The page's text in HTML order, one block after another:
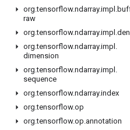
org.tensorflow.ndarray.impl .
raw
org.tensorflow.ndarray.impl .
org.tensorflow.ndarray.impl .
dimension
org.tensorflow.ndarray.impl .
sequence
org.tensorflow.ndarray.index
org.tensorflow.op
org.tensorflow.op.annotation